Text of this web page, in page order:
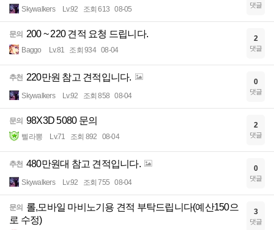
Skywalkers Lv.92 조회 613 08-05 댓글
문의 200 ~ 220 견적 요청 드립니다.
Baggo Lv.81 조회 934 08-04
2
댓글
추천 220만원 참고 견적입니다.
Skywalkers Lv.92 조회 858 08-04
0
댓글
문의 98X3D 5080 문의
삘라뽕 Lv.71 조회 892 08-04
2
댓글
추천 480만원대 참고 견적입니다.
Skywalkers Lv.92 조회 755 08-04
0
댓글
문의 롤,모바일 마비노기용 견적 부탁드립니다(예산150으
로 수정)
3
댓글